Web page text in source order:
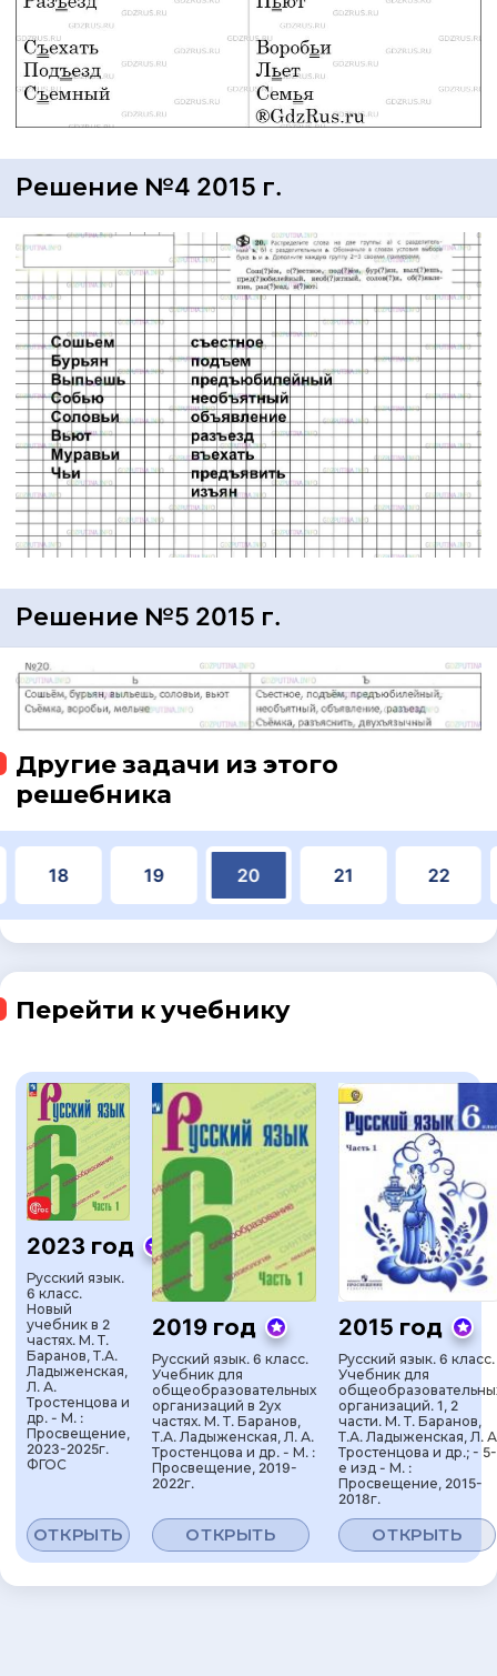
Решение №4 2015 г.
Решение №5 2015 г.
Другие задачи из этого
решебника
18 19 20 21 22
Перейти к учебнику
2023 год
Русский язык.
6 класс.
Новый
учебник в 2
частях. М. Т.
Баранов, Т.А.
Ладыженская,
Л. А.
Тростенцова и
др. - М. :
Просвещение,
2023-2025г.
ФГОС
ОТКРЫТЬ
2019 год
Русский язык. 6 класс.
Учебник для
общеобразовательных
организаций в 2ух
частях. М. Т. Баранов,
Т.А. Ладыженская, Л. А.
Тростенцова и др. - М. :
Просвещение, 2019-
2022г.
ОТКРЫТЬ
2015 год
Русский язык. 6 класс.
Учебник для
организаций. 1, 2
части. М. Т. Баранов,
Т.А. Ладыженская, Л.
Тростенцова и др.; - 5-
е изд - М. :
Просвещение, 2015-
2018г.
ОТКРЫТЬ